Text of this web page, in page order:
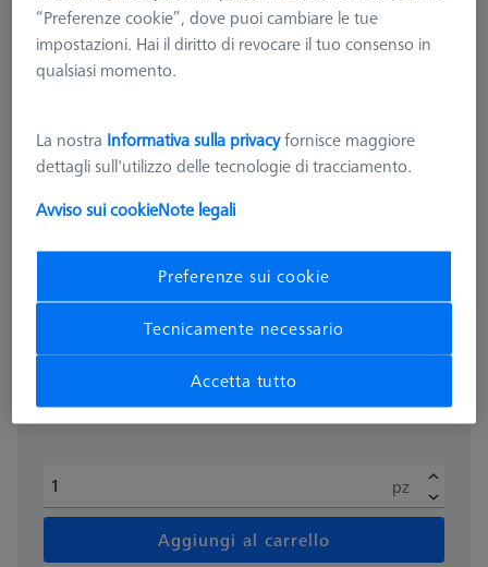
MAGAZZINI
Magazzino per 1 piattello VAST
XXT
620161-8511-000
385,90 € più IVA
pz
Aggiungi al carrello
“Preferenze cookie”, dove puoi cambiare le tue
impostazioni. Hai il diritto di revocare il tuo consenso in
qualsiasi momento.
La nostra Informativa sulla privacyfornisce maggiore
dettagli sull'utilizzo delle tecnologie di tracciamento.
Avviso sui cookieNote legali
Preferenze sui cookie
Tecnicamente necessario
Accetta tutto